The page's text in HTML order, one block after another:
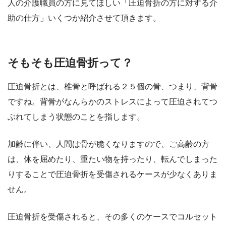
人の介護職員の方に見てほしい「圧迫骨折の方に対する介
助の仕方」いくつか紹介させて頂きます。
そもそも圧迫骨折って？
圧迫骨折とは、椎骨と呼ばれる２５個の骨、つまり、背骨
ですね。背骨がなんらかのストレスによって圧迫されてつ
ぶれてしまう状態のことを指します。
加齢に伴い、人間は骨が脆くなりますので、ご高齢の方
は、体を屈めたり、重たい物を持ったり、転んでしまった
りすることで圧迫骨折を受傷されるケースが少なくありま
せん。
圧迫骨折を受傷されると、その多くのケースでコルセット